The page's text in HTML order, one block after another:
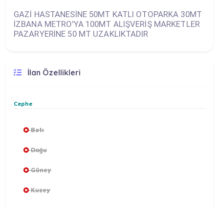
GAZİ HASTANESİNE 50MT KATLI OTOPARKA 30MT
İZBANA METRO'YA 100MT ALIŞVERİŞ MARKETLER
PAZARYERİNE 50 MT UZAKLIKTADIR
İlan Özellikleri
Cephe
Batı
Doğu
Güney
Kuzey